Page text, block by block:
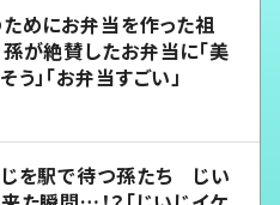
めにお弁当を作った祖
が絶賛したお弁当に「美
う」「お弁当すごい」
を駅で待つ孫たち じい